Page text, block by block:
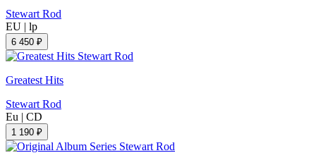
Stewart Rod
EU | lp
6 450 ₽
Greatest Hits
Stewart Rod
Eu | CD
1 190 ₽